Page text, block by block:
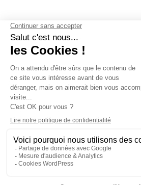
Contactez-nous-Mentions légales
confidentialité-Gestion des cookies